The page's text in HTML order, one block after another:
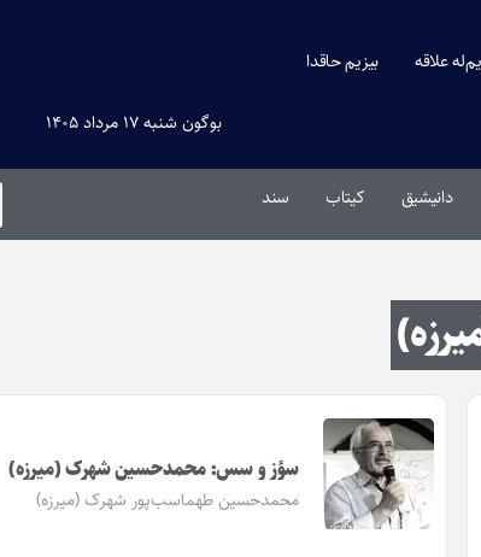
علاقه بیزیم حاقدا
بوگون شنبه ۱۷ مرداد ۱۴۰۵
دانیشیق کیتاب سند
سؤز و سس: محمدحسین شهرک (میرزه)
محمدحسین طهماسب‌پور شهرک (میرزه)